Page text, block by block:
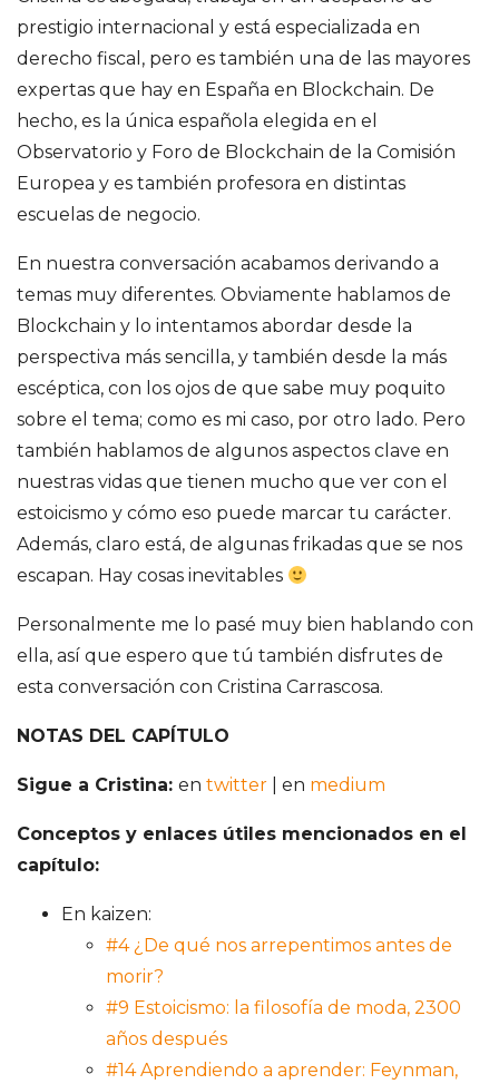
n
t
i
a
g
o
prestigio internacional y está especializada en
derecho fiscal, pero es también una de las mayores
expertas que hay en España en Blockchain. De
hecho, es la única española elegida en el
Observatorio y Foro de Blockchain de la Comisión
Europea y es también profesora en distintas
escuelas de negocio.
En nuestra conversación acabamos derivando a
temas muy diferentes. Obviamente hablamos de
Blockchain y lo intentamos abordar desde la
perspectiva más sencilla, y también desde la más
escéptica, con los ojos de que sabe muy poquito
sobre el tema; como es mi caso, por otro lado. Pero
también hablamos de algunos aspectos clave en
nuestras vidas que tienen mucho que ver con el
estoicismo y cómo eso puede marcar tu carácter.
Además, claro está, de algunas frikadas que se nos
escapan. Hay cosas inevitables
Personalmente me lo pasé muy bien hablando con
ella, así que espero que tú también disfrutes de
esta conversación con Cristina Carrascosa.
NOTAS DEL CAPÍTULO
Sigue a Cristina: en twitter | en medium
Conceptos y enlaces útiles mencionados en el
capítulo:
En kaizen:
#4 ¿De qué nos arrepentimos antes de
morir?
#9 Estoicismo: la filosofía de moda, 2300
años después
#14 Aprendiendo a aprender: Feynman,